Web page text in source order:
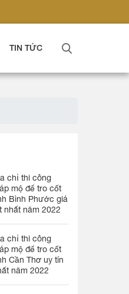
TIN TỨC
chỉ thi công
mộ để tro cốt
Bình Phước giá
nhất năm 2022
chỉ thi công
mộ để tro cốt
Cần Thơ uy tín
năm 2022